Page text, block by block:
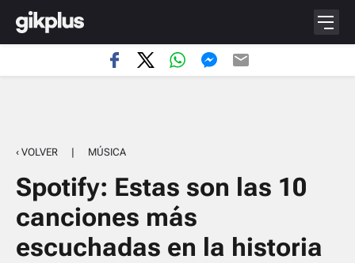
‹ VOLVER | MÚSICA
Spotify: Estas son las 10
canciones más
escuchadas en la historia